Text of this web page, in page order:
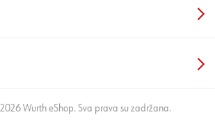
Wurth eShop. Sva prava su zadržana.